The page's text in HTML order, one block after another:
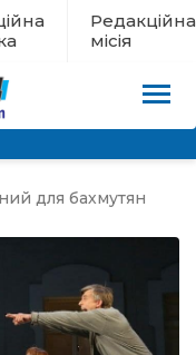
Редакційна
місія
для бахмутян